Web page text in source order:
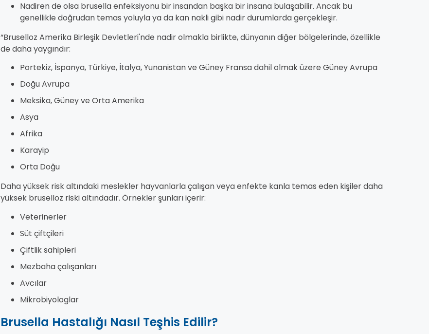
Nadiren de olsa brusella enfeksiyonu bir insandan başka bir insana bulaşabilir. Ancak bu
genellikle doğrudan temas yoluyla ya da kan nakli gibi nadir durumlarda gerçekleşir.
“Bruselloz Amerika Birleşik Devletleri'nde nadir olmakla birlikte, dünyanın diğer bölgelerinde, özellikle
de daha yaygındır:
Portekiz, İspanya, Türkiye, İtalya, Yunanistan ve Güney Fransa dahil olmak üzere Güney Avrupa
Doğu Avrupa
Meksika, Güney ve Orta Amerika
Asya
Afrika
Karayip
Orta Doğu
Daha yüksek risk altındaki meslekler hayvanlarla çalışan veya enfekte kanla temas eden kişiler daha
yüksek bruselloz riski altındadır. Örnekler şunları içerir:
Veterinerler
Süt çiftçileri
Çiftlik sahipleri
Mezbaha çalışanları
Avcılar
Mikrobiyologlar
Brusella Hastalığı Nasıl Teşhis Edilir?